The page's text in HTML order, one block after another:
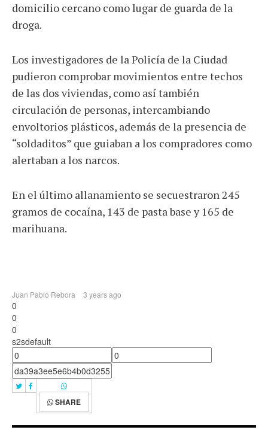
domicilio cercano como lugar de guarda de la
droga.
Los investigadores de la Policía de la Ciudad
pudieron comprobar movimientos entre techos
de las dos viviendas, como así también
circulación de personas, intercambiando
envoltorios plásticos, además de la presencia de
“soldaditos” que guiaban a los compradores como
alertaban a los narcos.
En el último allanamiento se secuestraron 245
gramos de cocaína, 143 de pasta base y 165 de
marihuana.
Juan Pablo Rebora 3 years ago
0
0
0
s2sdefault
SHARE